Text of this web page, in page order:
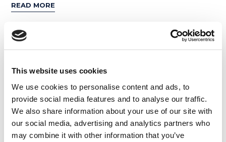
This website uses cookies
We use cookies to personalise content and ads, to
provide social media features and to analyse our traffic.
We also share information about your use of our site with
our social media, advertising and analytics partners who
may combine it with other information that you’ve
READ MORE
04
GEN